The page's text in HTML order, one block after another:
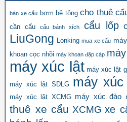
bán xe cẩu bơm bê tông cho thuê
cần cẩu cẩu bánh xích cẩu lốp
LiuGong Lonking mua xe cẩu
khoan cọc nhồi máy khoan đập cáp
máy xúc lật máy xúc lật
máy xúc lật SDLG máy
máy xúc lật XCMG máy xúc đào
thuê xe cẩu XCMG xe